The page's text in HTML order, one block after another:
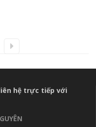
hệ trực tiếp với